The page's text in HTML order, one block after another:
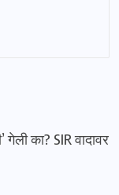
का? SIR वादावर